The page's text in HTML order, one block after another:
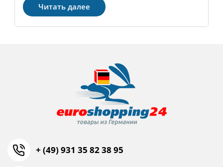
Читать далее
+ (49) 931 35 82 38 95